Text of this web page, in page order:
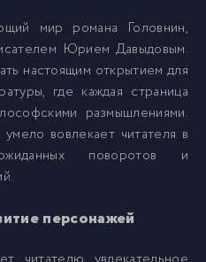
мир романа Головнин,
Юрием Давыдовым.
настоящим открытием для
где каждая страница
размышлениями.
вовлекает читателя в
поворотов и
персонажей